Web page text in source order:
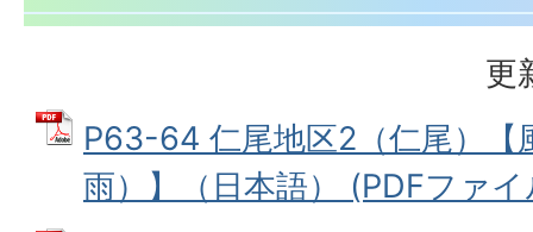
更
P63-64 仁尾地区2（仁尾）【
雨）】（日本語） (PDFファ